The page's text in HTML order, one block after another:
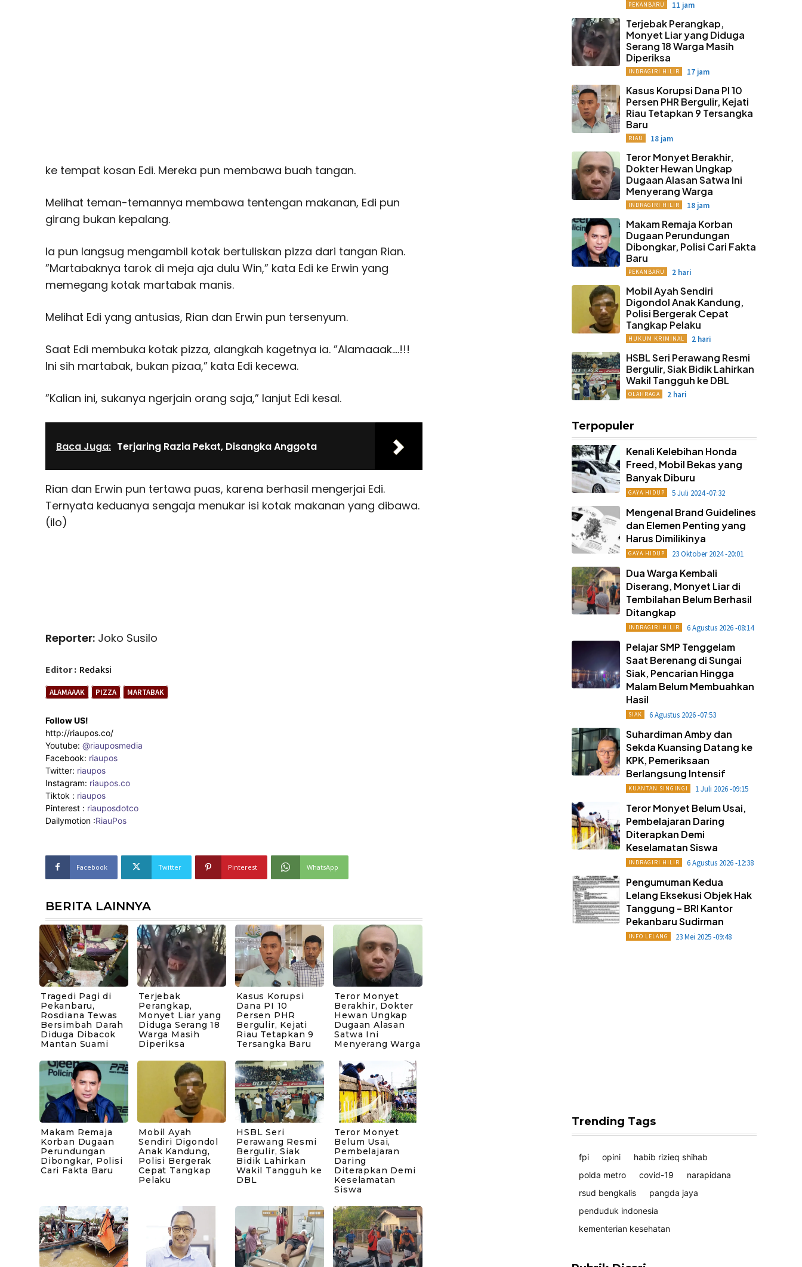
ke tempat kosan Edi. Mereka pun membawa buah tangan.
Melihat teman-temannya membawa tentengan makanan, Edi pun
girang bukan kepalang.
Ia pun langsug mengambil kotak bertuliskan pizza dari tangan Rian.
”Martabaknya tarok di meja aja dulu Win,” kata Edi ke Erwin yang
memegang kotak martabak manis.
Melihat Edi yang antusias, Rian dan Erwin pun tersenyum.
Saat Edi membuka kotak pizza, alangkah kagetnya ia. ”Alamaaak….!!!
Ini sih martabak, bukan pizaa,” kata Edi kecewa.
”Kalian ini, sukanya ngerjain orang saja,” lanjut Edi kesal.
Baca Juga: Terjaring Razia Pekat, Disangka Anggota
Rian dan Erwin pun tertawa puas, karena berhasil mengerjai Edi.
Ternyata keduanya sengaja menukar isi kotak makanan yang dibawa.
(ilo)
Reporter: Joko Susilo
Editor : Redaksi
ALAMAAAK PIZZA MARTABAK
Follow US!
http://riaupos.co/
Youtube: @riauposmedia
Facebook: riaupos
Twitter: riaupos
Instagram: riaupos.co
Tiktok : riaupos
Pinterest : riauposdotco
Dailymotion :RiauPos
Facebook Twitter Pinterest WhatsApp
BERITA LAINNYA
Tragedi Pagi di
Pekanbaru,
Rosdiana Tewas
Bersimbah Darah
Diduga Dibacok
Mantan Suami
Terjebak
Perangkap,
Monyet Liar yang
Diduga Serang 18
Warga Masih
Diperiksa
Kasus Korupsi
Dana PI 10
Persen PHR
Bergulir, Kejati
Riau Tetapkan 9
Tersangka Baru
Teror Monyet
Berakhir, Dokter
Hewan Ungkap
Dugaan Alasan
Satwa Ini
Menyerang Warga
Makam Remaja
Korban Dugaan
Perundungan
Dibongkar, Polisi
Cari Fakta Baru
Mobil Ayah
Sendiri Digondol
Anak Kandung,
Polisi Bergerak
Cepat Tangkap
Pelaku
HSBL Seri
Perawang Resmi
Bergulir, Siak
Bidik Lahirkan
Wakil Tangguh ke
DBL
Teror Monyet
Belum Usai,
Pembelajaran
Daring
Diterapkan Demi
Keselamatan
Siswa
PEKANBARU 11 jam
Terjebak Perangkap,
Monyet Liar yang Diduga
Serang 18 Warga Masih
Diperiksa
INDRAGIRI HILIR 17 jam
Kasus Korupsi Dana PI 10
Persen PHR Bergulir, Kejati
Riau Tetapkan 9 Tersangka
Baru
RIAU 18 jam
Teror Monyet Berakhir,
Dokter Hewan Ungkap
Dugaan Alasan Satwa Ini
Menyerang Warga
INDRAGIRI HILIR 18 jam
Makam Remaja Korban
Dugaan Perundungan
Dibongkar, Polisi Cari Fakta
Baru
PEKANBARU 2 hari
Mobil Ayah Sendiri
Digondol Anak Kandung,
Polisi Bergerak Cepat
Tangkap Pelaku
HUKUM KRIMINAL 2 hari
HSBL Seri Perawang Resmi
Bergulir, Siak Bidik Lahirkan
Wakil Tangguh ke DBL
OLAHRAGA 2 hari
Terpopuler
Kenali Kelebihan Honda
Freed, Mobil Bekas yang
Banyak Diburu
GAYA HIDUP 5 Juli 2024 -07:32
Mengenal Brand Guidelines
dan Elemen Penting yang
Harus Dimilikinya
GAYA HIDUP 23 Oktober 2024 -20:01
Dua Warga Kembali
Diserang, Monyet Liar di
Tembilahan Belum Berhasil
Ditangkap
INDRAGIRI HILIR 6 Agustus 2026 -08:14
Pelajar SMP Tenggelam
Saat Berenang di Sungai
Siak, Pencarian Hingga
Malam Belum Membuahkan
Hasil
SIAK 6 Agustus 2026 -07:53
Suhardiman Amby dan
Sekda Kuansing Datang ke
KPK, Pemeriksaan
Berlangsung Intensif
KUANTAN SINGINGI 1 Juli 2026 -09:15
Teror Monyet Belum Usai,
Pembelajaran Daring
Diterapkan Demi
Keselamatan Siswa
INDRAGIRI HILIR 6 Agustus 2026 -12:38
Pengumuman Kedua
Lelang Eksekusi Objek Hak
Tanggung – BRI Kantor
Pekanbaru Sudirman
INFO LELANG 23 Mei 2025 -09:48
Trending Tags
fpi opini
habib rizieq shihab
polda metro
covid-19
narapidana
rsud bengkalis
pangda jaya
penduduk indonesia
kementerian kesehatan